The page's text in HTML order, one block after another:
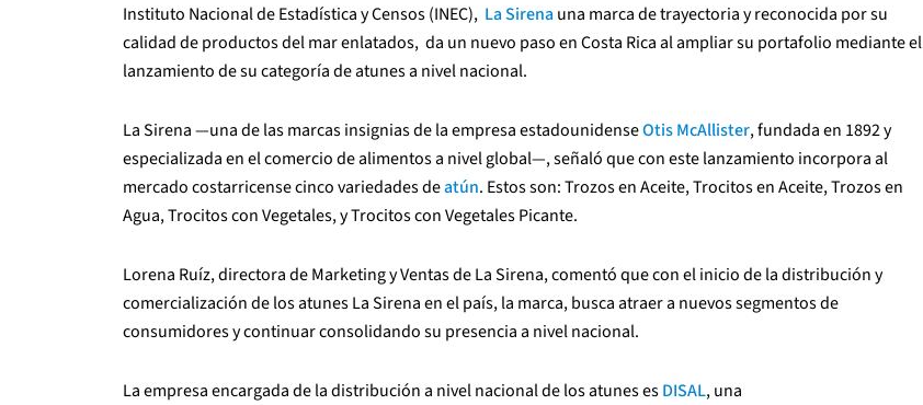
Instituto Nacional de Estadística y Censos (INEC), La Sirena una marca de trayectoria y reconocida por su
calidad de productos del mar enlatados, da un nuevo paso en Costa Rica al ampliar su portafolio mediante el
lanzamiento de su categoría de atunes a nivel nacional.
La Sirena —una de las marcas insignias de la empresa estadounidenseOtis McAllister, fundada en 1892 y
especializada en el comercio de alimentos a nivel global—, señaló que con este lanzamiento incorpora al
mercado costarricense cinco variedades deatún. Estos son: Trozos en Aceite, Trocitos en Aceite, Trozos en
Agua, Trocitos con Vegetales, y Trocitos con Vegetales Picante.
Lorena Ruíz, directora de Marketing y Ventas de La Sirena, comentó que con el inicio de la distribución y
comercialización de los atunes La Sirena en el país, la marca, busca atraer a nuevos segmentos de
consumidores y continuar consolidando su presencia a nivel nacional.
La empresa encargada de la distribución a nivel nacional de los atunes esDISAL, una